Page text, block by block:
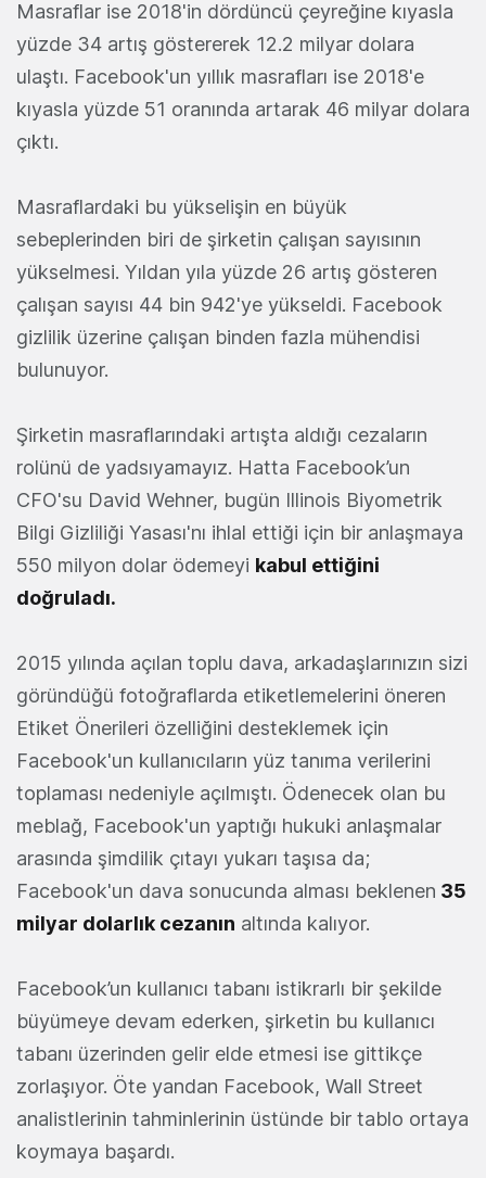
Masraflar ise 2018'in dördüncü çeyreğine kıyasla
yüzde 34 artış göstererek 12.2 milyar dolara
ulaştı. Facebook'un yıllık masrafları ise 2018'e
kıyasla yüzde 51 oranında artarak 46 milyar dolara
çıktı.
Masraflardaki bu yükselişin en büyük
sebeplerinden biri de şirketin çalışan sayısının
yükselmesi. Yıldan yıla yüzde 26 artış gösteren
çalışan sayısı 44 bin 942'ye yükseldi. Facebook
gizlilik üzerine çalışan binden fazla mühendisi
bulunuyor.
Şirketin masraflarındaki artışta aldığı cezaların
rolünü de yadsıyamayız. Hatta Facebook’un
CFO'su David Wehner, bugün Illinois Biyometrik
Bilgi Gizliliği Yasası'nı ihlal ettiği için bir anlaşmaya
550 milyon dolar ödemeyi kabul ettiğini
doğruladı.
2015 yılında açılan toplu dava, arkadaşlarınızın sizi
göründüğü fotoğraflarda etiketlemelerini öneren
Etiket Önerileri özelliğini desteklemek için
Facebook'un kullanıcıların yüz tanıma verilerini
toplaması nedeniyle açılmıştı. Ödenecek olan bu
meblağ, Facebook'un yaptığı hukuki anlaşmalar
arasında şimdilik çıtayı yukarı taşısa da;
Facebook'un dava sonucunda alması beklenen 35
milyar dolarlık cezanın altında kalıyor.
Facebook’un kullanıcı tabanı istikrarlı bir şekilde
büyümeye devam ederken, şirketin bu kullanıcı
tabanı üzerinden gelir elde etmesi ise gittikçe
zorlaşıyor. Öte yandan Facebook, Wall Street
analistlerinin tahminlerinin üstünde bir tablo ortaya
koymaya başardı.